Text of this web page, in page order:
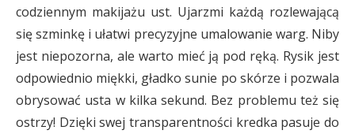
codziennym makijażu ust. Ujarzmi każdą rozlewającą
się szminkę i ułatwi precyzyjne umalowanie warg. Niby
jest niepozorna, ale warto mieć ją pod ręką. Rysik jest
odpowiednio miękki, gładko sunie po skórze i pozwala
obrysować usta w kilka sekund. Bez problemu też się
ostrzy! Dzięki swej transparentności kredka pasuje do